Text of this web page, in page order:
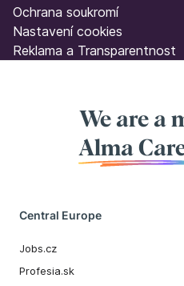
Ochrana soukromí
Nastavení cookies
Reklama a Transparentnost
We are a
Alma
Central Europe
Jobs.cz
Profesia.sk